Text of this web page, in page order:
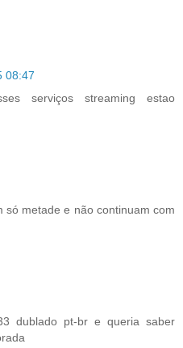
08:47
serviços streaming estao
só metade e não continuam com
dublado pt-br e queria saber